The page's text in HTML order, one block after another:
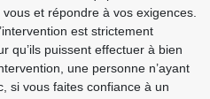
et répondre à vos exigences.
est strictement
qu’ils puissent effectuer à bien
une personne n’ayant
si vous faites confiance à un